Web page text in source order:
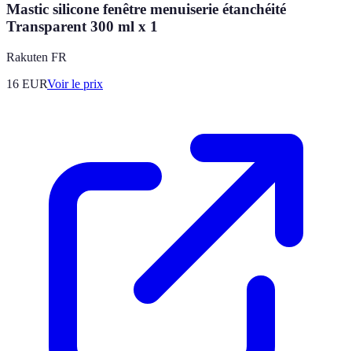
Mastic silicone fenêtre menuiserie étanchéité
Transparent 300 ml x 1
Rakuten FR
16 EURVoir le prix